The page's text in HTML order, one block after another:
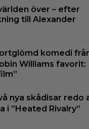
över – efter
till Alexander
komedi
Williams favorit:
nya skådisar redo
i ”Heated Rivalry”